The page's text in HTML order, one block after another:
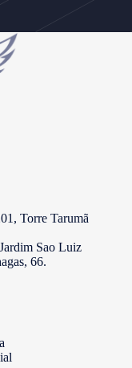
Torre Tarumã
Sao Luiz
66.